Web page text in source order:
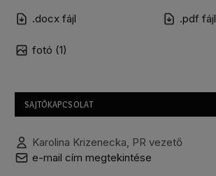
.docx fájl .pdf fájl
fotó (1)
SAJTÓKAPCSOLAT
Karolina Krizenecka, PR vezető
e-mail cím megtekintése